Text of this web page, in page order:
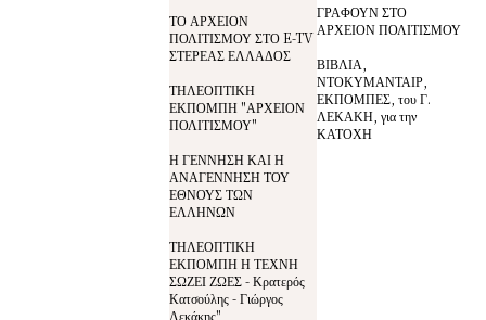
ΤΟ ΑΡΧΕΙΟΝ
ΠΟΛΙΤΙΣΜΟΥ ΣΤΟ E-TV
ΣΤΕΡΕΑΣ ΕΛΛΑΔΟΣ
ΤΗΛΕΟΠΤΙΚΗ
ΕΚΠΟΜΠΗ "ΑΡΧΕΙΟΝ
ΠΟΛΙΤΙΣΜΟΥ"
Η ΓΕΝΝΗΣΗ ΚΑΙ Η
ΑΝΑΓΕΝΝΗΣΗ ΤΟΥ
ΕΘΝΟΥΣ ΤΩΝ
ΕΛΛΗΝΩΝ
ΤΗΛΕΟΠΤΙΚΗ
ΕΚΠΟΜΠΗ Η ΤΕΧΝΗ
ΣΩΖΕΙ ΖΩΕΣ - Κρατερός
Κατσούλης - Γιώργος
Λεκάκης"
ΓΡΑΦΟΥΝ ΣΤΟ
ΑΡΧΕΙΟΝ ΠΟΛΙΤΙΣΜΟΥ
ΒΙΒΛΙΑ,
ΝΤΟΚΥΜΑΝΤΑΙΡ,
ΕΚΠΟΜΠΕΣ, του Γ.
ΛΕΚΑΚΗ, για την
ΚΑΤΟΧΗ